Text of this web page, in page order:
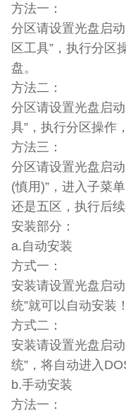
方法一：
分区请设置光盘启
区工具”，执行分区
盘。
方法二：
分区请设置光盘启
具”，执行分区操作
方法三：
分区请设置光盘启
(慎用)”，进入子菜
还是五区，执行后
安装部分：
a.自动安装
方式一：
安装请设置光盘启
统”就可以自动安装！
方式二：
安装请设置光盘启
统”，将自动进入
b.手动安装
方法一：